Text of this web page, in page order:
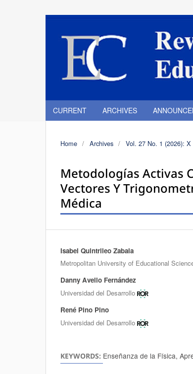
CURRENT ARCHIVES
Home / Archives / Vol. 27 No. 1 (2026):
Metodologías Activas
Vectores Y
Médica
Authors
Isabel Quintrileo Zabala
Metropolitan University of Educational
Danny Avello Fernández
Universidad del Desarrollo
René Pino Pino
Universidad del Desarrollo
KEYWORDS: Enseñanza de la Física,